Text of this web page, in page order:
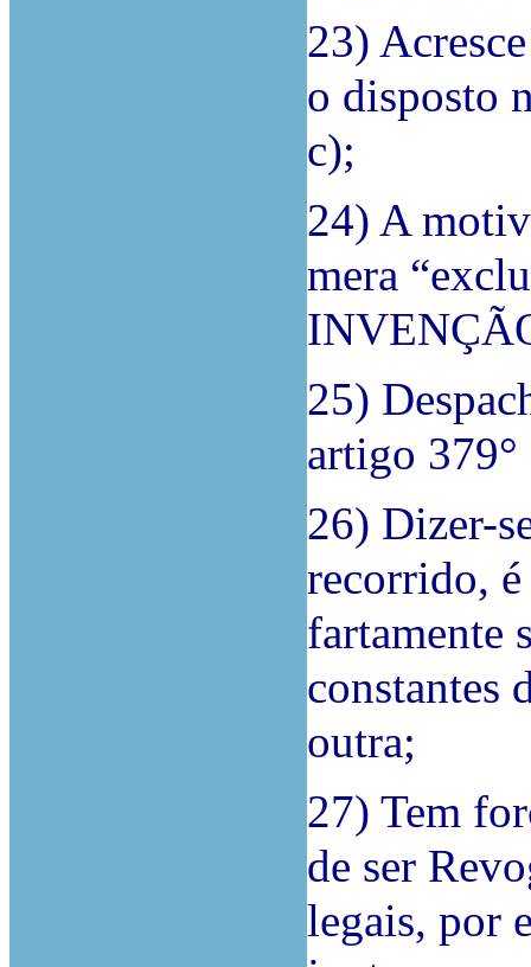
23)
o disposto
c);
24) A
mera
25)
artigo
26) Dizer-
recorrido, é
fartamente
constantes
outra;
27) Tem
de ser
legais, por